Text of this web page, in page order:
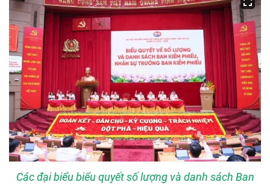
Các đại biểu biểu quyết số lượng và danh sách Ban